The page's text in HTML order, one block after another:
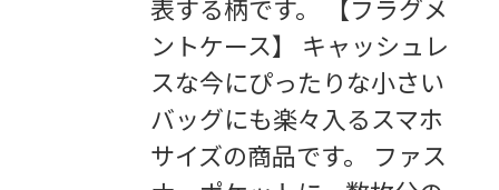
表する柄です。 【フラグメ
ントケース】 キャッシュレ
スな今にぴったりな小さい
バッグにも楽々入るスマホ
サイズの商品です。 ファス